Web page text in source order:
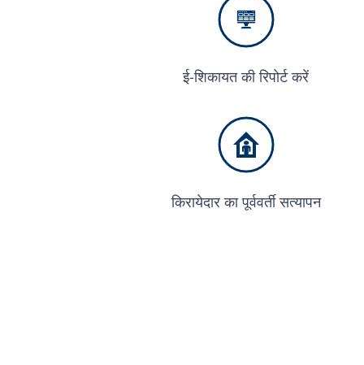
ई-शिकायत की रिपोर्ट करें
किरायेदार का पूर्ववर्ती सत्यापन